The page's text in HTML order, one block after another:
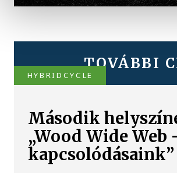
TOVÁBBI
HYBRIDCYCLE
Második
„Wood Wide